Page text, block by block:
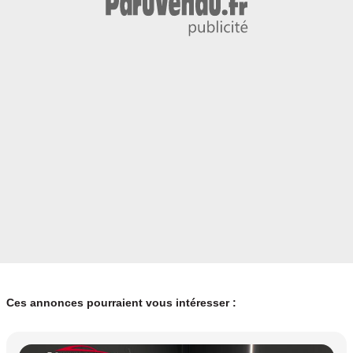
Ces annonces pourraient vous intéresser :